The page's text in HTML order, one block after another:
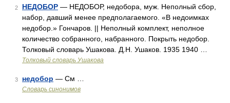
2 НЕДОБОР — НЕДОБОР, недобора, муж. Неполный сбор,
набор, давший менее предполагаемого. «В недоимках
недобор.» Гончаров. || Неполный комплект, неполное
количество собранного, набранного. Покрыть недобор.
Толковый словарь Ушакова. Д.Н. Ушаков. 1935 1940 …
Толковый словарь Ушакова
3 недобор — См …
Словарь синонимов